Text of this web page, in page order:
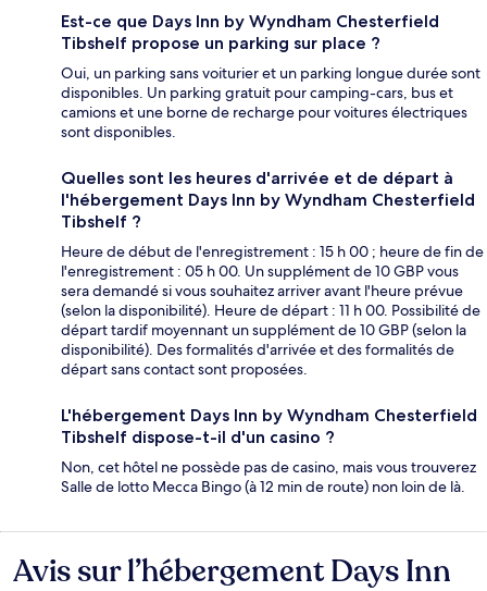
Est-ce que Days Inn by Wyndham Chesterfield
Tibshelf propose un parking sur place ?
Oui, un parking sans voiturier et un parking longue durée sont
disponibles. Un parking gratuit pour camping-cars, bus et
camions et une borne de recharge pour voitures électriques
sont disponibles.
Quelles sont les heures d'arrivée et de départ à
l'hébergement Days Inn by Wyndham Chesterfield
Tibshelf ?
Heure de début de l'enregistrement : 15 h 00 ; heure de fin de
l'enregistrement : 05 h 00. Un supplément de 10 GBP vous
sera demandé si vous souhaitez arriver avant l'heure prévue
(selon la disponibilité). Heure de départ : 11 h 00. Possibilité de
départ tardif moyennant un supplément de 10 GBP (selon la
disponibilité). Des formalités d'arrivée et des formalités de
départ sans contact sont proposées.
L'hébergement Days Inn by Wyndham Chesterfield
Tibshelf dispose-t-il d'un casino ?
Non, cet hôtel ne possède pas de casino, mais vous trouverez
Salle de lotto Mecca Bingo (à 12 min de route) non loin de là.
Avis
Avis sur l’hébergement Days Inn